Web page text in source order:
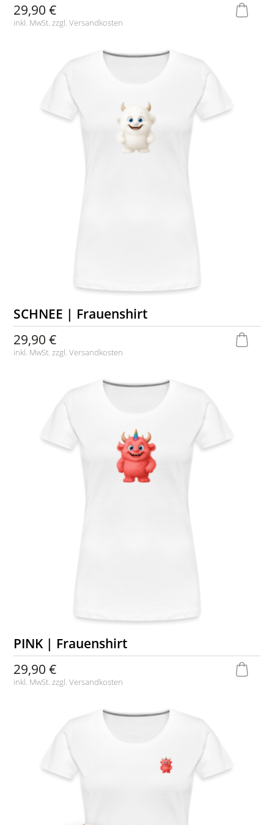
29,90 €
inkl. MwSt. zzgl.Versandkosten
SCHNEE | Frauenshirt
29,90 €
inkl. MwSt. zzgl.Versandkosten
PINK | Frauenshirt
29,90 €
inkl. MwSt. zzgl.Versandkosten